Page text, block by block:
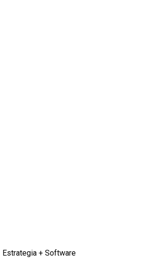
| Estrategia + Software